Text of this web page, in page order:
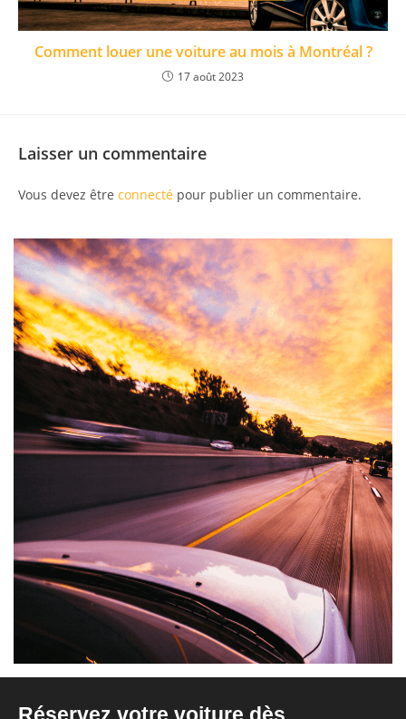
Comment louer une voiture au mois à Montréal ?
17 août 2023
Laisser un commentaire
Vous devez être connecté pour publier un commentaire.